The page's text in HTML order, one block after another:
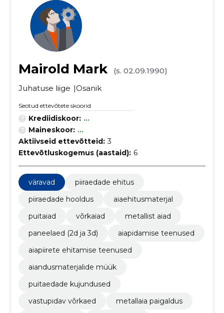
Mairold Mark
(s. 02.09.1990)
Juhatuse liige
Osanik
Seotud ettevõtete skoorid
Krediidiskoor: ...
Maineskoor: ...
Aktiivseid ettevõtteid: 3
Ettevõtluskogemus (aastaid): 6
väravad
piiraedade ehitus
piiraedade hooldus
aiaehitusmaterjal
puitaiad
võrkaiad
metallist aiad
paneelaed (2d ja 3d)
aiapidamise teenused
aiapiirete ehitamise teenused
aiandusmaterjalide müük
puitaedade kujundused
vastupidav võrkaed
metallaia paigaldus